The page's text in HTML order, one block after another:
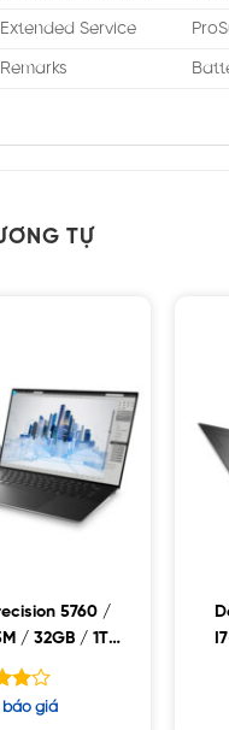
Service
TỰ
5760 /
/ 32GB / 1TB
A3000 6GB
FHD+ /
WS+
báo giá